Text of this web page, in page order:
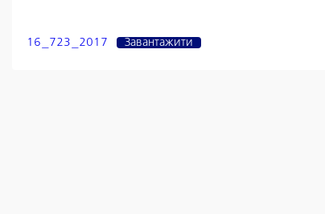
16_723_2017 Завантажити